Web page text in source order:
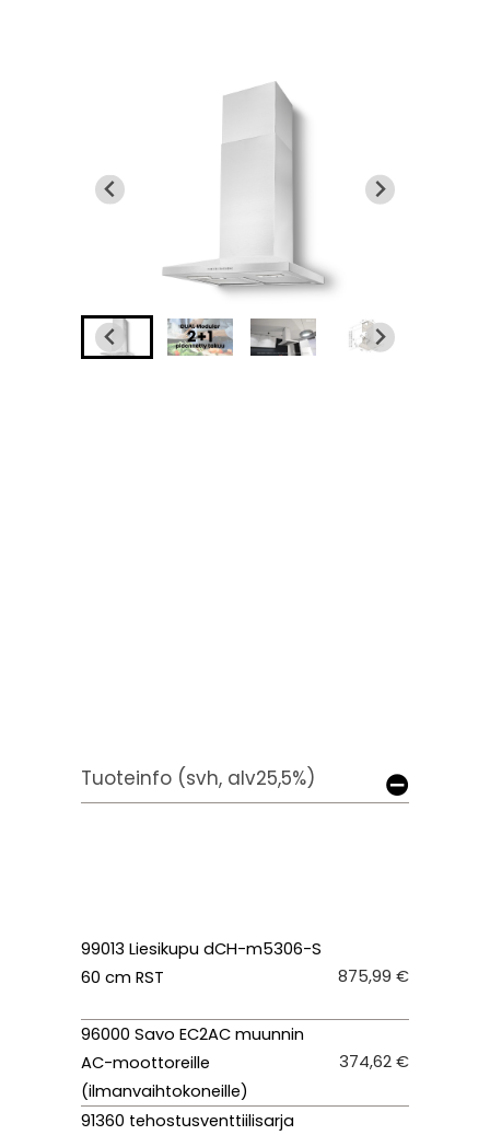
Tuoteinfo (svh, alv25,5%)
99013 Liesikupu dCH-m5306-S
60 cm RST
875,99 €
96000 Savo EC2AC muunnin
AC-moottoreille
(ilmanvaihtokoneille)
374,62 €
91360 tehostusventtiilisarja